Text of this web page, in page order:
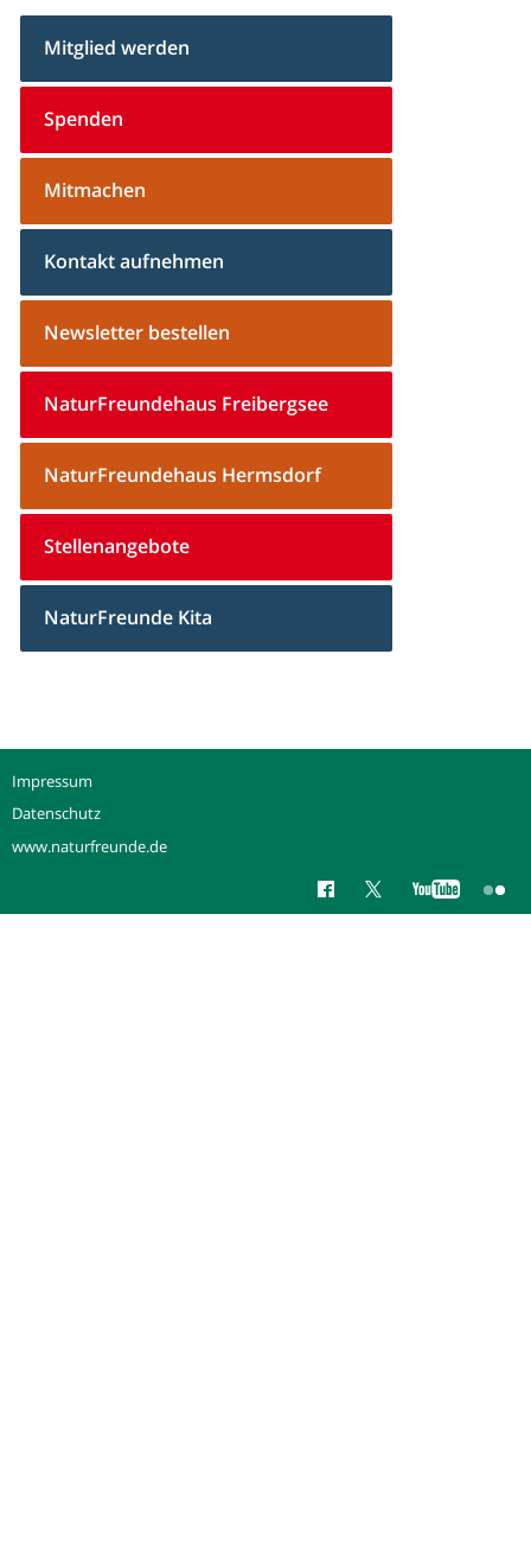
Mitglied werden
Spenden
Mitmachen
Kontakt aufnehmen
Newsletter bestellen
NaturFreundehaus Freibergsee
NaturFreundehaus Hermsdorf
Stellenangebote
NaturFreunde Kita
Impressum
Datenschutz
www.naturfreunde.de